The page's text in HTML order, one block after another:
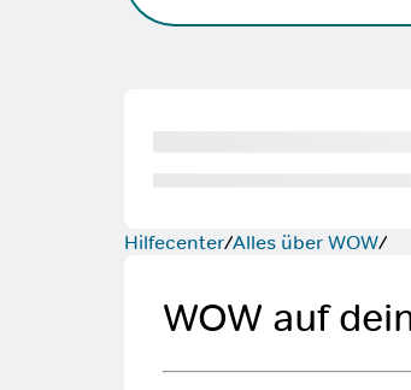
Hilfecenter Alles über WOW
WOW auf